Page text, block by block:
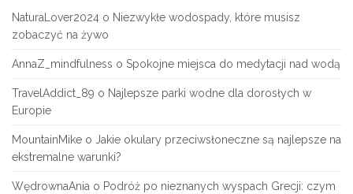
NaturaLover2024 o Niezwykłe wodospady, które musisz
zobaczyć na żywo
AnnaZ_mindfulness o Spokojne miejsca do medytacji nad wodą
TravelAddict_89 o Najlepsze parki wodne dla dorosłych w
Europie
MountainMike o Jakie okulary przeciwsłoneczne są najlepsze na
ekstremalne warunki?
WędrownaAnia o Podróż po nieznanych wyspach Grecji: czym